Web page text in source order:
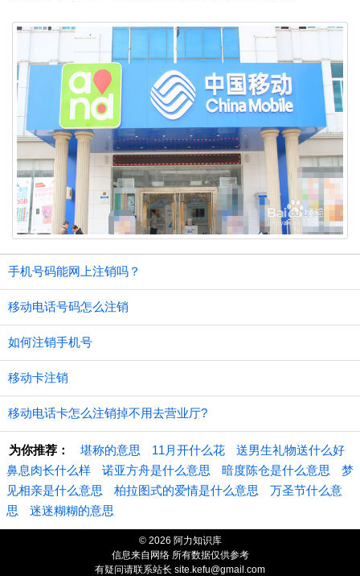
手机号码能网上注销吗？
移动电话号码怎么注销
如何注销手机号
移动卡注销
移动电话卡怎么注销掉不用去营业厅?
为你推荐： 堪称的意思 11月开什么花
送男生礼物送什么好
鼻息肉长什么样
诺亚方舟是什么意思 暗度陈仓是什么意思
梦
见相亲是什么意思
柏拉图式的爱情是什么意思
万圣节什么意
思
迷迷糊糊的意思
© 2026 阿力知识库
信息来自网络 所有数据仅供参考
有疑问请联系站长 site.kefu@gmail.com